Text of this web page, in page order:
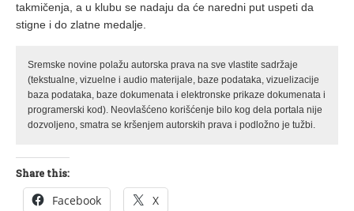
takmičenja, a u klubu se nadaju da će naredni put uspeti da
stigne i do zlatne medalje.
Sremske novine polažu autorska prava na sve vlastite sadržaje
(tekstualne, vizuelne i audio materijale, baze podataka, vizuelizacije
baza podataka, baze dokumenata i elektronske prikaze dokumenata i
programerski kod). Neovlašćeno korišćenje bilo kog dela portala nije
dozvoljeno, smatra se kršenjem autorskih prava i podložno je tužbi.
Share this:
Facebook X